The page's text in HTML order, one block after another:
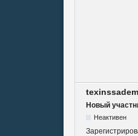
Новый
Неактивен